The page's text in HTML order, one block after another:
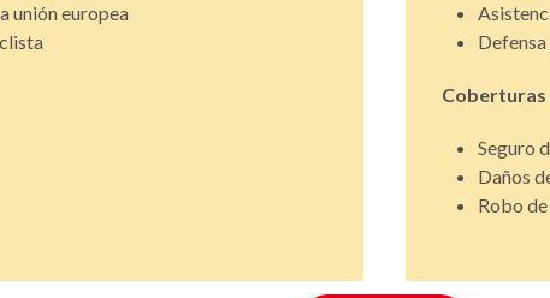
unión europea
Coberturas
Seguro
Daños
Robo